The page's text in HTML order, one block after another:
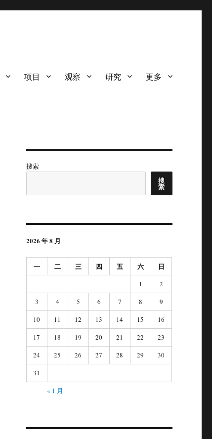
项目 观察 研究 更多
搜索
搜
索
2026 年 8 月
一 二 三 四 五 六 日
1
2
3
4 5 6 7 8
9
10
11 12 13 14 15
16
17
18 19 20 21 22
23
24
25 26 27 28 29
30
31
« 1 月